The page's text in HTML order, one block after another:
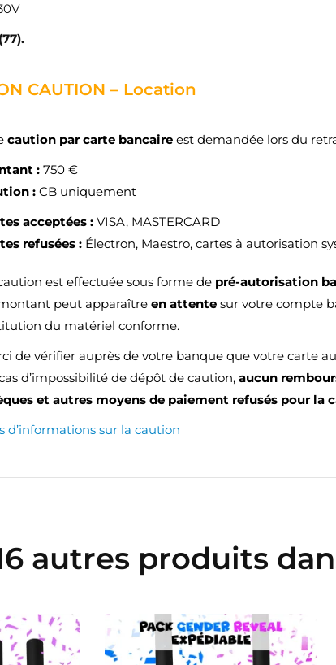
CAUTION – Location
caution par carte bancaire est demandée lors du
: 750 €
: CB uniquement
acceptées : VISA, MASTERCARD
refusées : Électron, Maestro, cartes à autorisation
est effectuée sous forme de pré-autorisation
peut apparaîtreen attente sur votre compte
du matériel conforme.
de vérifier auprès de votre banque que votre carte
d’impossibilité de dépôt de caution,aucun
et autres moyens de paiement refusés pour la
d’informations sur la caution
autres produits